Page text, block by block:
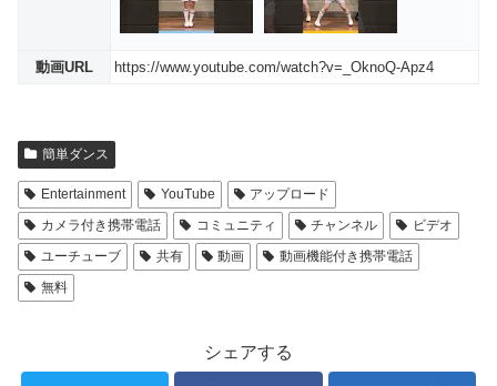
動画URL https://www.youtube.com/watch?v=_OknoQ-Apz4
簡単ダンス
Entertainment YouTube
アップロード
カメラ付き携帯電話
コミュニティ チャンネル
ビデオ
ユーチューブ
共有 動画
動画機能付き携帯電話
無料
シェアする